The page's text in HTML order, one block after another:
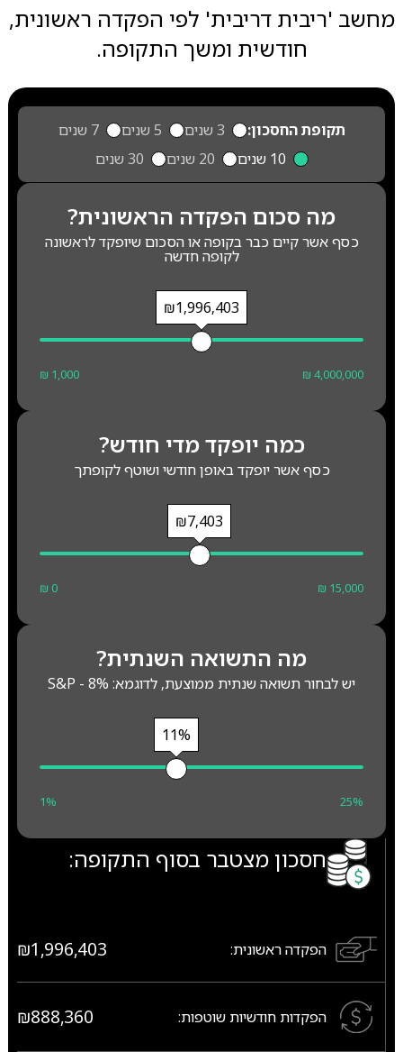
מחשב 'ריבית דריבית' לפי הפקדה ראשונית,
חודשית ומשך התקופה.
תקופת החסכון: 3 שנים 5 שנים
7 שנים
10 שנים
20 שנים 30 שנים
מה סכום הפקדה הראשונית?
כסף אשר קיים כבר בקופה או הסכום שיופקד לראשונה
לקופה חדשה
₪1,996,403
₪ 1,000 ₪ 4,000,000
כמה יופקד מדי חודש?
כסף אשר יופקד באופן חודשי ושוטף לקופתך
₪7,403
₪ 0 ₪ 15,000
מה התשואה השנתית?
יש לבחור תשואה שנתית ממוצעת, לדוגמא: S&P - 8%
11%
1% 25%
חסכון מצטבר בסוף התקופה:
הפקדה ראשונית: ₪1,996,403
הפקדות חודשיות שוטפות: ₪888,360